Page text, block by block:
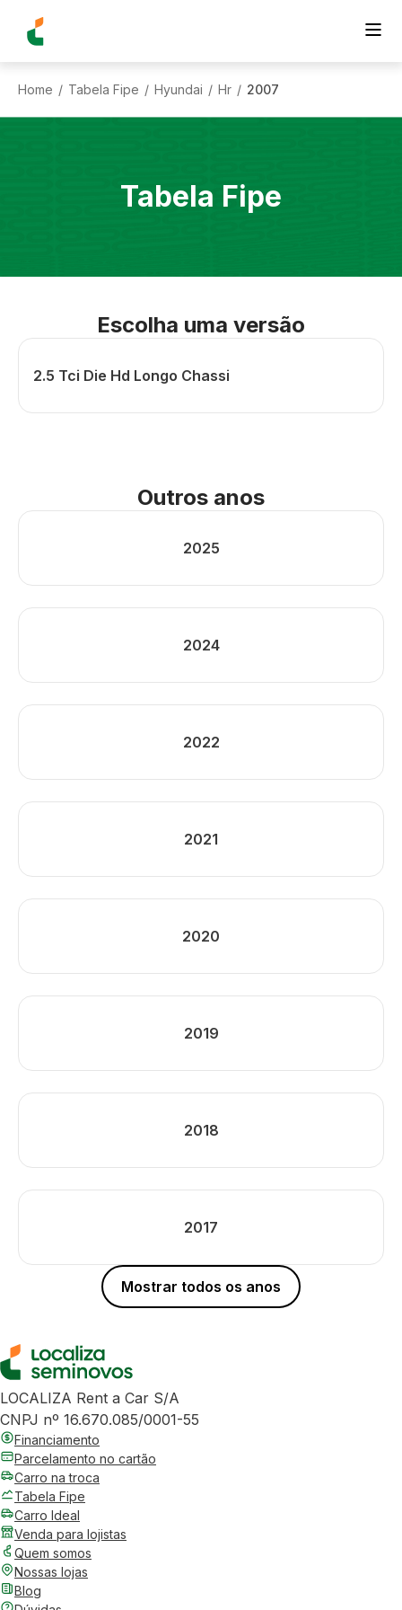
Home / Tabela Fipe / Hyundai / Hr / 2007
Tabela Fipe
Escolha uma versão
2.5 Tci Die Hd Longo Chassi
Outros anos
2025
2024
2022
2021
2020
2019
2018
2017
Mostrar todos os anos
LOCALIZA Rent a Car S/A
CNPJ nº 16.670.085/0001-55
Financiamento
Parcelamento no cartão
Carro na troca
Tabela Fipe
Carro Ideal
Venda para lojistas
Quem somos
Nossas lojas
Blog